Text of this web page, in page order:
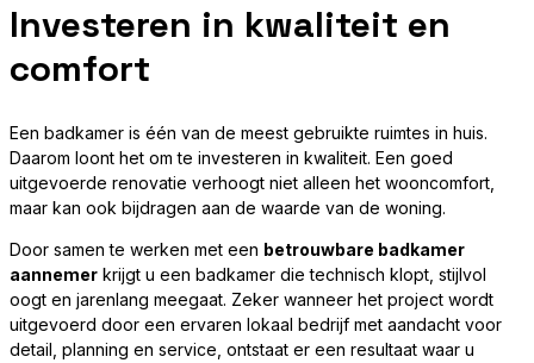
Investeren in kwaliteit en
comfort
Een badkamer is één van de meest gebruikte ruimtes in huis.
Daarom loont het om te investeren in kwaliteit. Een goed
uitgevoerde renovatie verhoogt niet alleen het wooncomfort,
maar kan ook bijdragen aan de waarde van de woning.
Door samen te werken met een betrouwbare badkamer
aannemer krijgt u een badkamer die technisch klopt, stijlvol
oogt en jarenlang meegaat. Zeker wanneer het project wordt
uitgevoerd door een ervaren lokaal bedrijf met aandacht voor
detail, planning en service, ontstaat er een resultaat waar u